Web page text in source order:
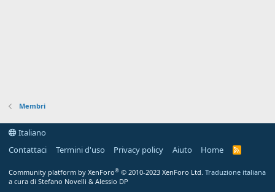
Membri
Italiano
Contattaci
Termini d'uso Privacy policy Aiuto Home
R
Community platform by XenForo® © 2010-2023 XenForo Ltd. Traduzione italiana
a cura di Stefano Novelli & Alessio DP